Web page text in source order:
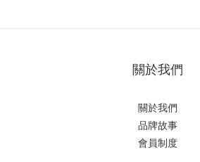
關於我們
關於我們
品牌故事
會員制度